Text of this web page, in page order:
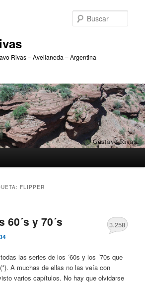
Rivas – Avellaneda – Argentina
FLIPPER
60´s y 70´s 3.258
las series de los ´60s y los ´70s que
A muchas de ellas no las veía con
varios capítulos. No hay que olvidarse